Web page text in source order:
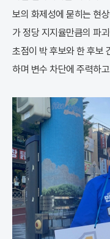
보의 화제성에 묻히는 현
가 정당 지지율만큼의 파
초점이 박 후보와 한 후보
하며 변수 차단에 주력하